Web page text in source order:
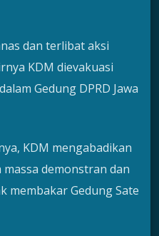
dan terlibat aksi
KDM dievakuasi
Gedung DPRD Jawa
KDM mengabadikan
demonstran dan
membakar Gedung Sate